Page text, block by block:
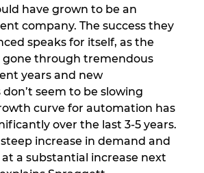
have grown to be an
company. The success they
speaks for itself, as the
gone through tremendous
years and new
seem to be slowing
curve for automation has
over the last 3-5 years.
steep increase in demand and
at a substantial increase next